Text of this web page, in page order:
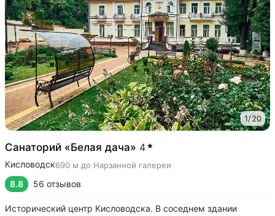
1/20
Санаторий «Белая дача» 4
Кисловодск690 м до Нарзанной галереи
8.8 56 отзывов
Исторический центр Кисловодска. В соседнем здании